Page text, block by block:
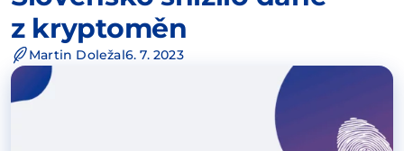
z kryptoměn
Martin Doležal6. 7. 2023